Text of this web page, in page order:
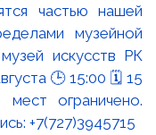
частью нашей
музейной
искусств РК
🕒 15:00 🗓 15
ограничено.
+7(727)3945715